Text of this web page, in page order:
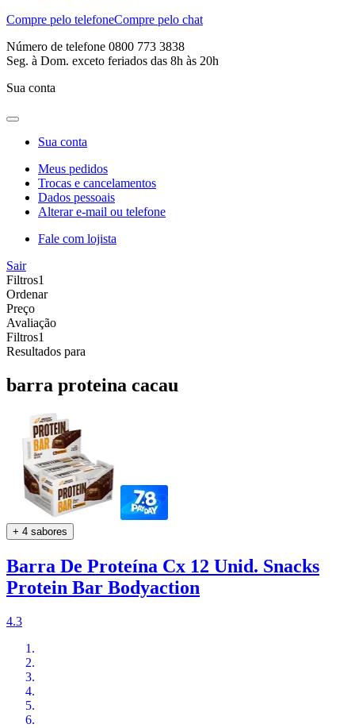
Compre pelo telefoneCompre pelo chat
Número de telefone 0800 773 3838
Seg. à Dom. exceto feriados das 8h às 20h
Sua conta
Sua conta
Meus pedidos
Trocas e cancelamentos
Dados pessoais
Alterar e-mail ou telefone
Fale com lojista
Sair
Filtros1
Ordenar
Preço
Avaliação
Filtros1
Resultados para
barra proteina cacau
+ 4 sabores
Barra De Proteína Cx 12 Unid. Snacks
Protein Bar Bodyaction
4.3